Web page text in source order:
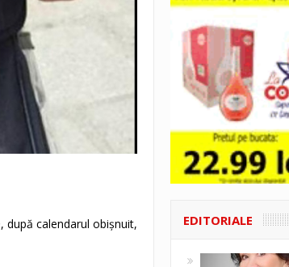
după calendarul obișnuit,
EDITORIALE